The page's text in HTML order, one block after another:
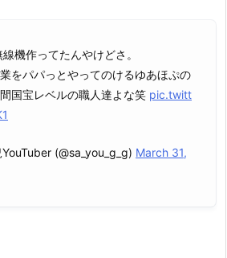
機作ってたんやけどさ。
をパパっとやってのけるゆあほぷの
国宝レベルの職人達よな笑 pic.twitt
(@sa_you_g_g) March 31,